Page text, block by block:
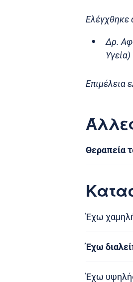
Ελέγχθηκε
Δρ.
Υγεία)
Επιμέλεια
Θεραπεία
Έχω
Έχω
Έχω